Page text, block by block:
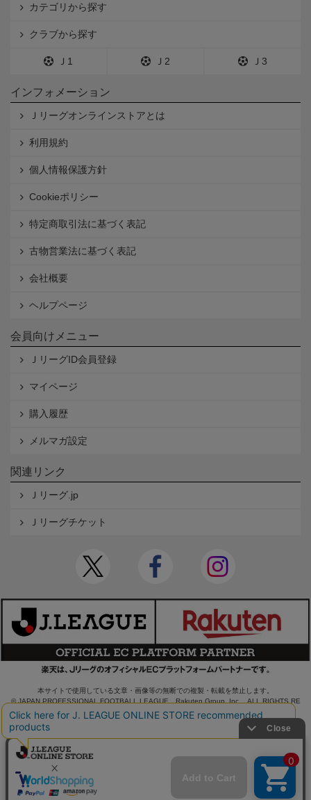
カテゴリから探す
クラブから探す
Ｊ1 Ｊ2 Ｊ3
インフォメーション
Ｊリーグオンラインストアとは
利用規約
個人情報保護方針
Cookieポリシー
特定商取引法に基づく表記
古物営業法に基づく表記
会社概要
ヘルプページ
会員向けメニュー
ＪリーグID会員登録
マイページ
購入履歴
メルマガ設定
関連リンク
Ｊリーグ.jp
Ｊリーグチケット
本サイトで使用している文章・画像等の無断での複製・転載を禁止します。
© JAPAN PROFESSIONAL FOOTBALL LEAGUE Rakuten Group, Inc. ALL RIGHTS RE
SERVED.